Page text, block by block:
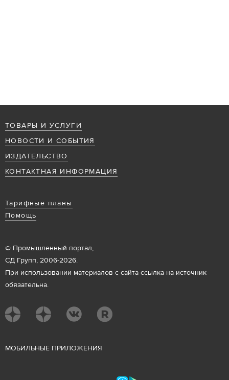
ТОВАРЫ И УСЛУГИ
НОВОСТИ И СОБЫТИЯ
ИЗДАТЕЛЬСТВО
КОНТАКТНАЯ ИНФОРМАЦИЯ
Тарифные планы
Помощь
© Промышленный портал,
СД Групп, 2006-2026.
При использовании материалов с сайта ссылка на источник
обязательна.
МОБИЛЬНЫЕ ПРИЛОЖЕНИЯ